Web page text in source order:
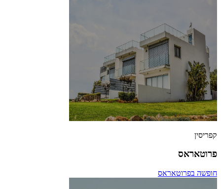
קפריסין
פרוטאראס
חופשה בפרוטאראס